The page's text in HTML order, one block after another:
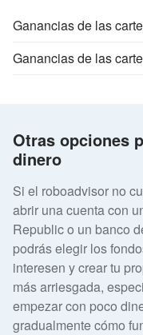
Ganancias de las
Ganancias de las
Otras opciones
dinero
Si el roboadvisor no
abrir una cuenta con
Republic o un banco
podrás elegir los
interesen y crear tu
más arriesgada,
empezar con poco
gradualmente cómo